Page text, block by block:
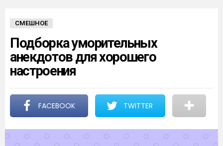
СМЕШНОЕ
Подборка уморительных
анекдотов для хорошего
настроения
FACEBOOK TWITTER